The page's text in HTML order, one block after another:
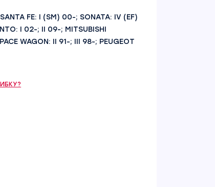
FE: I (SM) 00-; SONATA: IV (EF)
I 02-; II 09-; MITSUBISHI
WAGON: II 91-; III 98-; PEUGEOT